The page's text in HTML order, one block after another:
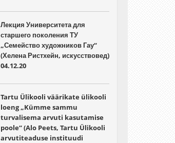
Лекция Университета для
старшего поколения ТУ
„Семейство художников Гау“
(Хелена Ристхейн, искусствовед)
04.12.20
Tartu Ülikooli väärikate ülikooli
loeng „Kümme sammu
turvalisema arvuti kasutamise
poole“ (Alo Peets, Tartu Ülikooli
arvutiteaduse instituudi